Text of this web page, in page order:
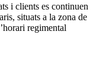
i clients es continuen
situats a la zona de
regimental